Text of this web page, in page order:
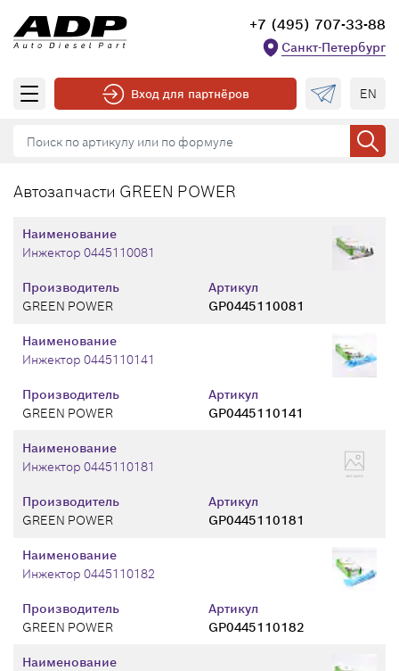
+7 (495) 707-33-88
Санкт-Петербург
Вход для партнёров EN
Автозапчасти GREEN POWER
Производитель
GREEN POWER
Артикул
GP0445110081
Наименование
Инжектор 0445110081
Производитель
GREEN POWER
Артикул
GP0445110141
Наименование
Инжектор 0445110141
Производитель
GREEN POWER
Артикул
GP0445110181
Наименование
Инжектор 0445110181
Производитель
GREEN POWER
Артикул
GP0445110182
Наименование
Инжектор 0445110182
Наименование